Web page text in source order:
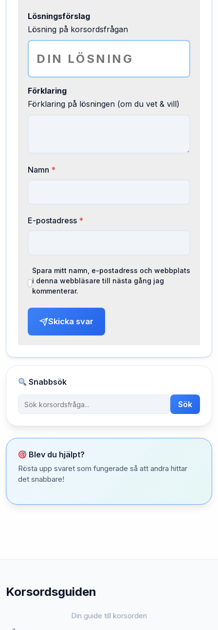
Lösningsförslag
Lösning på korsordsfrågan
Förklaring
Förklaring på lösningen (om du vet & vill)
Namn *
E-postadress *
Spara mitt namn, e-postadress och webbplats
i denna webbläsare till nästa gång jag
kommenterar.
Skicka svar
Snabbsök
Sök
Blev du hjälpt?
Rösta upp svaret som fungerade så att andra hittar
det snabbare!
Korsordsguiden
Din guide till korsorden